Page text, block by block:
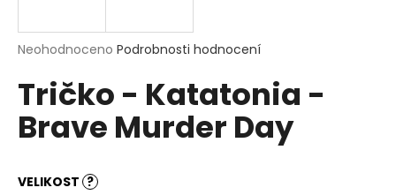
Průměrné
produktu
0,0
Neohodnoceno Podrobnosti hodnocení
Tričko - Katatonia -
Brave Murder Day
VELIKOST ?
j
t
?